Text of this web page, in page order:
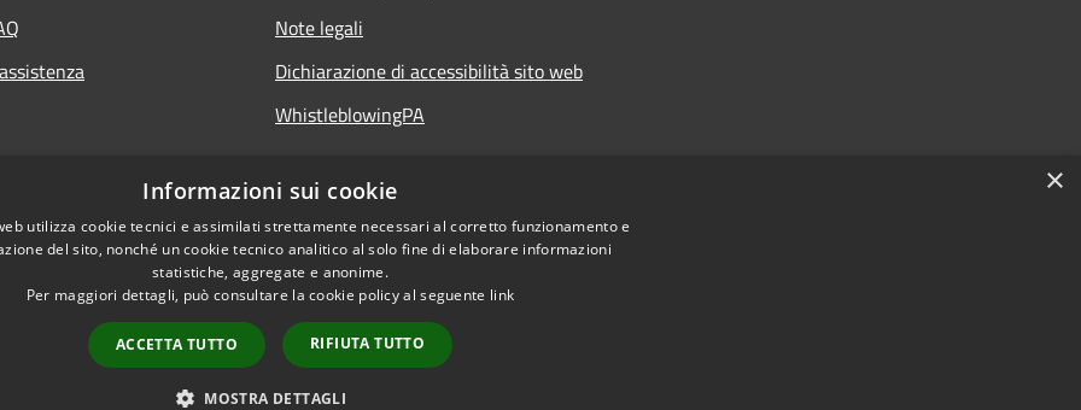
Note legali
Dichiarazione di accessibilità sito web
WhistleblowingPA
Copyright © 2026 • Comune di Gaglianico • Powered by
×
Informazioni sui cookie
utilizza cookie tecnici e assimilati strettamente necessari al corretto funzionamento e
del sito, nonché un cookie tecnico analitico al solo fine di elaborare informazioni
statistiche, aggregate e anonime.
Per maggiori dettagli, può consultare la cookie policy al seguente link
ACCETTA TUTTO RIFIUTA TUTTO
MOSTRA DETTAGLI